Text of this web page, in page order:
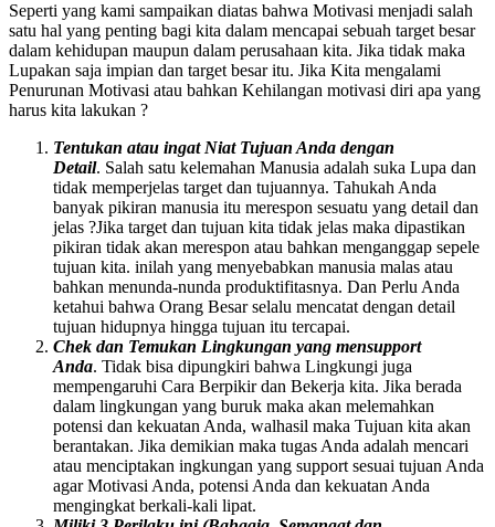
Seperti yang kami sampaikan diatas bahwa Motivasi menjadi salah
satu hal yang penting bagi kita dalam mencapai sebuah target besar
dalam kehidupan maupun dalam perusahaan kita. Jika tidak maka
Lupakan saja impian dan target besar itu. Jika Kita mengalami
Penurunan Motivasi atau bahkan Kehilangan motivasi diri apa yang
harus kita lakukan ?
Tentukan atau ingat Niat Tujuan Anda dengan
Detail. Salah satu kelemahan Manusia adalah suka Lupa dan
tidak memperjelas target dan tujuannya. Tahukah Anda
banyak pikiran manusia itu merespon sesuatu yang detail dan
jelas ?Jika target dan tujuan kita tidak jelas maka dipastikan
pikiran tidak akan merespon atau bahkan menganggap sepele
tujuan kita. inilah yang menyebabkan manusia malas atau
bahkan menunda-nunda produktifitasnya. Dan Perlu Anda
ketahui bahwa Orang Besar selalu mencatat dengan detail
tujuan hidupnya hingga tujuan itu tercapai.
Chek dan Temukan Lingkungan yang mensupport
Anda. Tidak bisa dipungkiri bahwa Lingkungi juga
mempengaruhi Cara Berpikir dan Bekerja kita. Jika berada
dalam lingkungan yang buruk maka akan melemahkan
potensi dan kekuatan Anda, walhasil maka Tujuan kita akan
berantakan. Jika demikian maka tugas Anda adalah mencari
atau menciptakan ingkungan yang support sesuai tujuan Anda
agar Motivasi Anda, potensi Anda dan kekuatan Anda
mengingkat berkali-kali lipat.